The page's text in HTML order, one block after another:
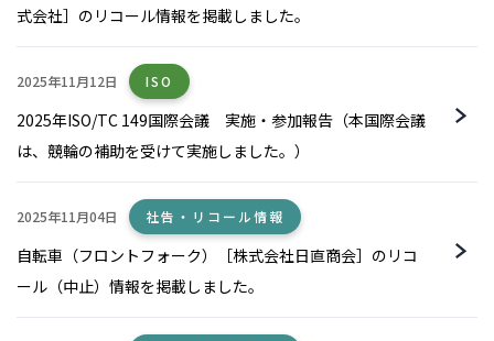
式会社］のリコール情報を掲載しました。
2025年11月12日 ISO
2025年ISO/TC 149国際会議 実施・参加報告（本国際会議
は、競輪の補助を受けて実施しました。）
2025年11月04日 社告・リコール情報
自転車（フロントフォーク）［株式会社日直商会］のリコ
ール（中止）情報を掲載しました。